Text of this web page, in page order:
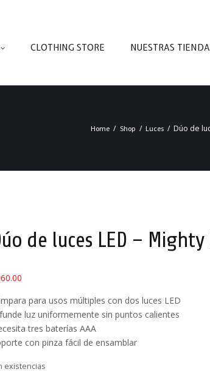
CLOTHING STORE NUESTRAS
Home Shop Luces Dúo de
de luces LED –
para usos múltiples con dos luces LED
luz uniformemente sin puntos calientes
tres baterías AAA
con pinza fácil de ensamblar
existencias